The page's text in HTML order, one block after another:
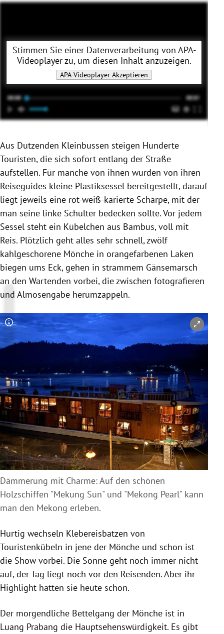
Stimmen Sie einer Datenverarbeitung von APA-
Videoplayerzu, um diesen Inhalt anzuzeigen.
APA-Videoplayer Akzeptieren
Aus Dutzenden Kleinbussen steigen Hunderte
Touristen, die sich sofort entlang der Straße
aufstellen. Für manche von ihnen wurden von ihren
Reiseguides kleine Plastiksessel bereitgestellt, darauf
liegt jeweils eine rot-weiß-karierte Schärpe, mit der
man seine linke Schulter bedecken sollte. Vor jedem
Sessel steht ein Kübelchen aus Bambus, voll mit
Reis. Plötzlich geht alles sehr schnell, zwölf
kahlgeschorene Mönche in orangefarbenen Laken
biegen ums Eck, gehen in strammem Gänsemarsch
an den Wartenden vorbei, die zwischen fotografieren
und Almosengabe herumzappeln.
Copyright-Hinweis öffnen/schließen
Dämmerung mit Charme: Auf den schönen
Holzschiffen "Mekung Sun" und "Mekong Pearl" kann
man den Mekong erleben.
Hurtig wechseln Klebereisbatzen von
Touristenkübeln in jene der Mönche und schon ist
die Show vorbei. Die Sonne geht noch immer nicht
auf, der Tag liegt noch vor den Reisenden. Aber ihr
Highlight hatten sie heute schon.
Der morgendliche Bettelgang der Mönche ist in
Luang Prabang die Hauptsehenswürdigkeit. Es gibt